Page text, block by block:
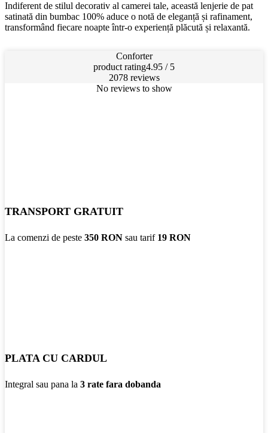
Indiferent de stilul decorativ al camerei tale, această lenjerie de pat
satinată din bumbac 100% aduce o notă de eleganță și rafinament,
transformând fiecare noapte într-o experiență plăcută și relaxantă.
Conforter
product rating4.95 / 5
2078 reviews
No reviews to show
TRANSPORT GRATUIT
La comenzi de peste 350 RON sau tarif 19 RON
PLATA CU CARDUL
Integral sau pana la 3 rate fara dobanda